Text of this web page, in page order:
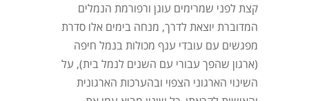
קצת לפני שמרימים עוגן ורפורמת הנמלים
המדוברת יוצאת לדרך, מנחה בימים אלו סדרת
מפגשים עם עובדי ענף מכולות בנמל חיפה
(ארגון שהפך עבורי עם השנים לנמל בית), על
השינוי הארגוני הצפוי ובהערכות הארגונית